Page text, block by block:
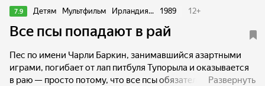
7.9 Детям Мультфильм Ирландия... 1989 12+
Все псы попадают в рай
Пес по имени Чарли Баркин, занимавшийся азартными
играми, погибает от лап питбуля Тупорыла и оказывается
в раю — просто потому, что все псы обязательно попадают
Развернуть